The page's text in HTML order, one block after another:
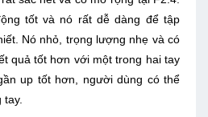
tốt và nó rất dễ dàng để tập
Nó nhỏ, trọng lượng nhẹ và có
quả tốt hơn với một trong hai tay
up tốt hơn, người dùng có thể
tay.